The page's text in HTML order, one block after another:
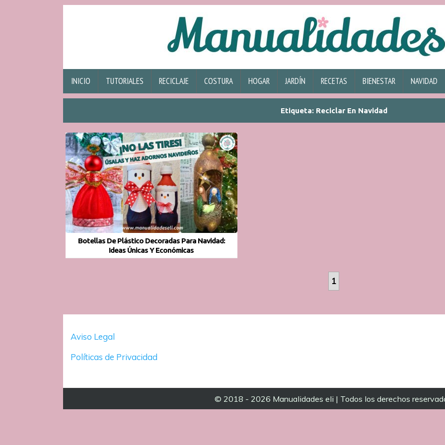
INICIO TUTORIALES RECICLAJE COSTURA HOGAR JARDÍN RECETAS BIENESTAR NAVIDAD
Etiqueta: Reciclar En Navidad
Botellas De Plástico Decoradas Para Navidad:
Ideas Únicas Y Económicas
1
Aviso Legal
Políticas de Privacidad
© 2018 - 2026 Manualidades eli | Todos los derechos